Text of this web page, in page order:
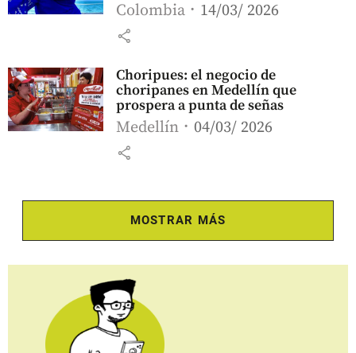
Colombia 14/03/ 2026
share
Choripues: el negocio de
choripanes en Medellín que
prospera a punta de señas
Medellín 04/03/ 2026
share
MOSTRAR MÁS